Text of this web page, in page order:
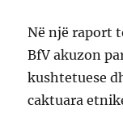
Në një raport
BfV akuzon
kushtetuese
caktuara